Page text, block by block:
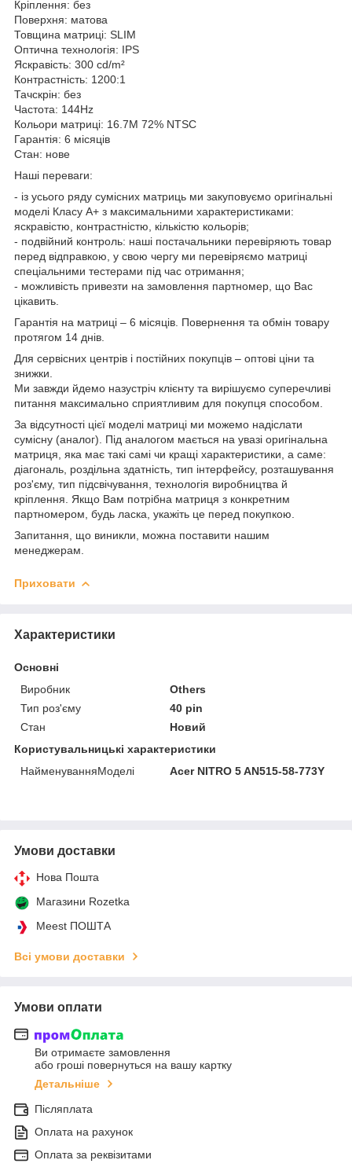
Кріплення: без
Поверхня: матова
Товщина матриці: SLIM
Оптична технологія: IPS
Яскравість: 300 cd/m²
Контрастність: 1200:1
Тачскрін: без
Частота: 144Hz
Кольори матриці: 16.7M 72% NTSC
Гарантія: 6 місяців
Стан: нове
Наші переваги:
- із усього ряду сумісних матриць ми закуповуємо оригінальні
моделі Класу А+ з максимальними характеристиками:
яскравістю, контрастністю, кількістю кольорів;
- подвійний контроль: наші постачальники перевіряють товар
перед відправкою, у свою чергу ми перевіряємо матриці
спеціальними тестерами під час отримання;
- можливість привезти на замовлення партномер, що Вас
цікавить.
Гарантія на матриці – 6 місяців. Повернення та обмін товару
протягом 14 днів.
Для сервісних центрів і постійних покупців – оптові ціни та
знижки.
Ми завжди йдемо назустріч клієнту та вирішуємо суперечливі
питання максимально сприятливим для покупця способом.
За відсутності цієї моделі матриці ми можемо надіслати
сумісну (аналог). Під аналогом мається на увазі оригінальна
матриця, яка має такі самі чи кращі характеристики, а саме:
діагональ, роздільна здатність, тип інтерфейсу, розташування
роз'єму, тип підсвічування, технологія виробництва й
кріплення. Якщо Вам потрібна матриця з конкретним
партномером, будь ласка, укажіть це перед покупкою.
Запитання, що виникли, можна поставити нашим
менеджерам.
Приховати
Характеристики
Основні
Виробник
Others
Тип роз'єму
40 pin
Стан
Новий
Користувальницькі характеристики
НайменуванняМоделі
Acer NITRO 5 AN515-58-773Y
Умови доставки
Нова Пошта
Магазини Rozetka
Meest ПОШТА
Всі умови доставки
Умови оплати
Ви отримаєте замовлення
або гроші повернуться на вашу картку
Детальніше
Післяплата
Оплата на рахунок
Оплата за реквізитами